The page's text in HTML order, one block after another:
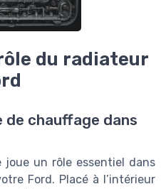
du radiateur
chauffage dans
un rôle essentiel dans
Ford. Placé à l’intérieur